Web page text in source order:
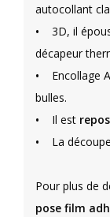
autocollant
• 3D, il
décapeur
• Encollage
bulles.
• Il est
• La
Pour plus de
pose film